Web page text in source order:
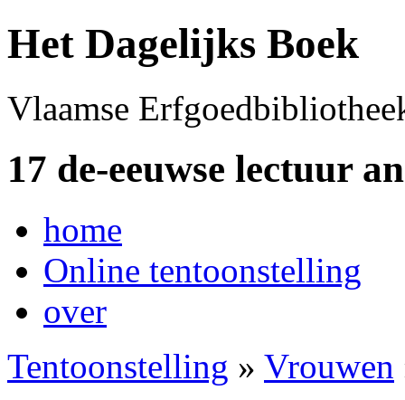
Het Dagelijks Boek
Vlaamse
17 de-eeuwse lectuur
home
Online tentoonstelling
over
Tentoonstelling » Vrouwen